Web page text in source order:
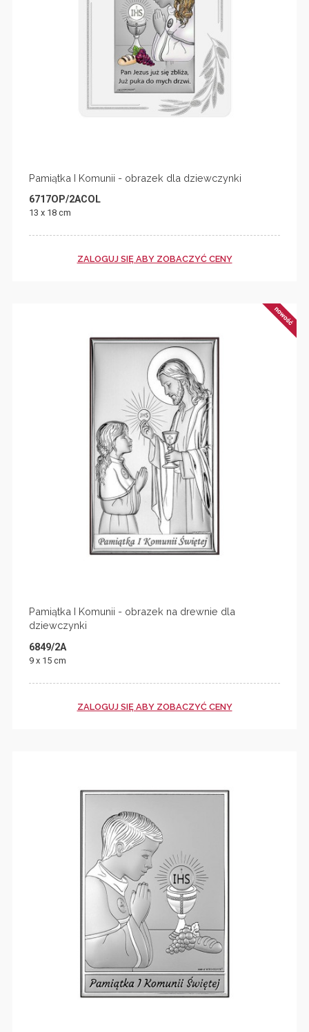
Pamiątka I Komunii - obrazek dla dziewczynki
6717OP/2ACOL
13 x 18 cm
ZALOGUJ SIĘ ABY ZOBACZYĆ CENY
Pamiątka I Komunii - obrazek na drewnie dla
dziewczynki
6849/2A
9 x 15 cm
ZALOGUJ SIĘ ABY ZOBACZYĆ CENY